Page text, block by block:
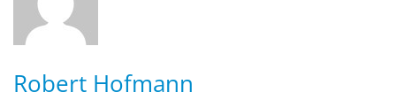
Robert Hofmann